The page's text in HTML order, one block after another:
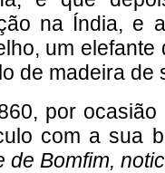
na Índia, e
um
de madeira de
por
com a sua
de Bomfim,